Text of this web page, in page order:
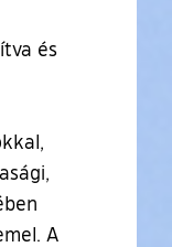
és
A